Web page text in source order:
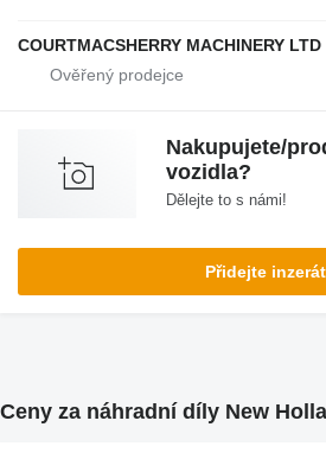
COURTMACSHERRY MACHINERY LTD
Nakupujete/
vozidla?
Dělejte to s námi!
Přidejte inzerát
Ceny za náhradní díly New